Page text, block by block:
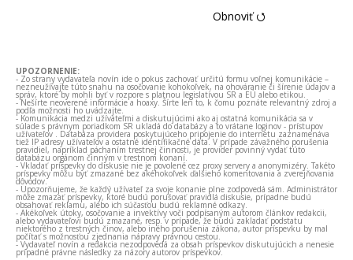
Obnoviť ⭯
UPOZORNENIE:
- Zo strany vydavateľa novín ide o pokus zachovať určitú formu voľnej komunikácie –
nezneužívajte túto snahu na osočovanie kohokoľvek, na ohováranie či šírenie údajov a
správ, ktoré by mohli byť v rozpore s platnou legislatívou SR a EÚ alebo etikou.
- Nešírte neoverené informácie a hoaxy. Šírte len to, k čomu poznáte relevantný zdroj a
podľa možnosti ho uvádzajte.
- Komunikácia medzi užívateľmi a diskutujúcimi ako aj ostatná komunikácia sa v
súlade s právnym poriadkom SR ukladá do databázy a to vrátane loginov - prístupov
užívateľov . Databáza providera poskytujúceho pripojenie do internetu zaznamenáva
tiež IP adresy užívateľov a ostatné identifikačné dáta. V prípade závažného porušenia
pravidiel, napríklad páchaním trestnej činnosti, je provider povinný vydať túto
databázu orgánom činným v trestnom konaní.
- Vkladať príspevky do diskusie nie je povolené cez proxy servery a anonymizéry. Takéto
príspevky môžu byť zmazané bez akéhokoľvek ďalšieho komentovania a zverejňovania
dôvodov.
- Upozorňujeme, že každý užívateľ za svoje konanie plne zodpovedá sám. Administrátor
môže zmazať príspevky, ktoré budú porušovať pravidlá diskusie, prípadne budú
obsahovať reklamu, alebo ich súčasťou budú reklamné odkazy.
- Akékoľvek útoky, osočovanie a invektívy voči podpísaným autorom článkov redakcii,
alebo vydavateľovi budú zmazané, resp. v prípade, že budú zakladať podstatu
niektorého z trestných činov, alebo iného porušenia zákona, autor príspevku by mal
počítať s možnosťou zjednania nápravy právnou cestou.
- Vydavateľ novín a redakcia nezodpovedá za obsah príspevkov diskutujúcich a nenesie
prípadné právne následky za názory autorov príspevkov.